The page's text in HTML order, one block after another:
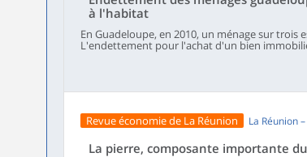
à l'habitat
En Guadeloupe, en 2010, un ménage sur
L'endettement pour l'achat d'un bien
rénovation représente la majorité de la dette
connu des retards de paiement : les jeunes,
guadeloupéens a fortement augmenté depuis
surendettement a significativement changé
la vie.
Revue économie de La Réunion La Réunion
La pierre, composante importante